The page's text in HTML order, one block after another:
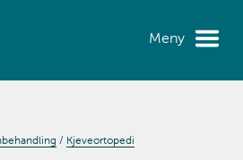
Meny
Kjeveortopedi